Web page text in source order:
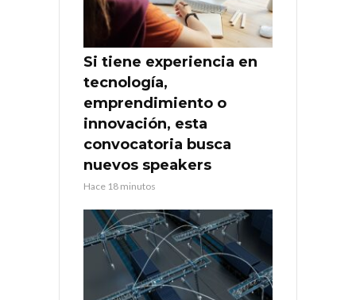
Si tiene experiencia en
tecnología,
emprendimiento o
innovación, esta
convocatoria busca
nuevos speakers
Hace 18 minutos